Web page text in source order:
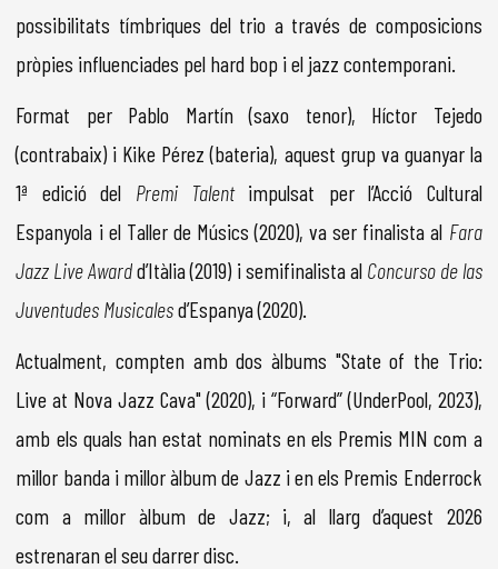
possibilitats tímbriques del trio a través de composicions
pròpies influenciades pel hard bop i el jazz contemporani.
Format per Pablo Martín (saxo tenor), Híctor Tejedo
(contrabaix) i Kike Pérez (bateria), aquest grup va guanyar la
1ª edició del Premi Talentimpulsat per l’Acció Cultural
Espanyola i el Taller de Músics (2020), va ser finalista al Fara
Jazz Live Awardd’Itàlia (2019) i semifinalista al Concurso de las
Juventudes Musicalesd’Espanya (2020).
Actualment, compten amb dos àlbums "State of the Trio:
Live at Nova Jazz Cava" (2020), i “Forward” (UnderPool, 2023),
amb els quals han estat nominats en els Premis MIN com a
millor banda i millor àlbum de Jazz i en els Premis Enderrock
com a millor àlbum de Jazz; i, al llarg d’aquest 2026
estrenaran el seu darrer disc.